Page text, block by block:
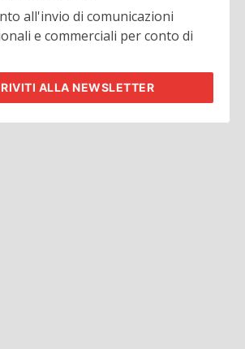
all'invio di comunicazioni
e commerciali per conto di
ALLA NEWSLETTER